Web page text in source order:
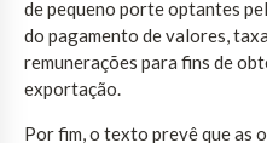
de pequeno porte optantes
do pagamento de valores,
remunerações para fins de
exportação.
Por fim, o texto prevê que as